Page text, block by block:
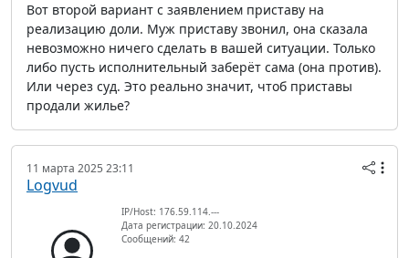
Вот второй вариант с заявлением приставу на
реализацию доли. Муж приставу звонил, она сказала
невозможно ничего сделать в вашей ситуации. Только
либо пусть исполнительный заберёт сама (она против).
Или через суд. Это реально значит, чтоб приставы
продали жилье?
11 марта 2025 23:11
Logvud
IP/Host: 176.59.114.---
Дата регистрации: 20.10.2024
Сообщений: 42